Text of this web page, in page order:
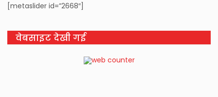
[metaslider id=”2668″]
वेबसाइट देखी गई